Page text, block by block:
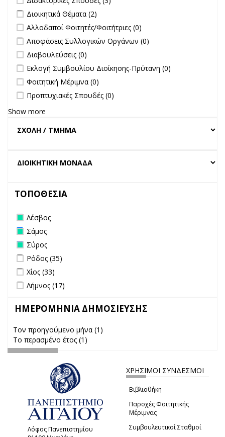
Apply Διοικητικά Θέματα filter
Διοικητικά Θέματα (2)
undefined
Αλλοδαποί Φοιτητές/Φοιτήτριες (0)
undefined
Αποφάσεις Συλλογικών Οργάνων (0)
undefined
Διαβουλεύσεις (0)
undefined
Εκλογή Συμβουλίου Διοίκησης-Πρύτανη (0)
undefined
Φοιτητική Μέριμνα (0)
undefined
Προπτυχιακές Σπουδές (0)
Show more
ΤΟΠΟΘΕΣΙΑ
Remove Λέσβος filter
Λέσβος
Remove Σάμος filter
Σάμος
Remove Σύρος filter
Σύρος
Apply Ρόδος filter
Ρόδος (35)
Apply Χίος filter
Χίος (33)
Apply Λήμνος filter
Λήμνος (17)
ΗΜΕΡΟΜΗΝΙΑ ΔΗΜΟΣΙΕΥΣΗΣ
Τον προηγούμενο μήνα (1)
Το περασμένο έτος (1)
Λόφος Πανεπιστημίου
ΧΡΗΣΙΜΟΙ ΣΥΝΔΕΣΜΟΙ
Βιβλιοθήκη
Παροχές Φοιτητικής
Μέριμνας
Συμβουλευτικοί Σταθμοί